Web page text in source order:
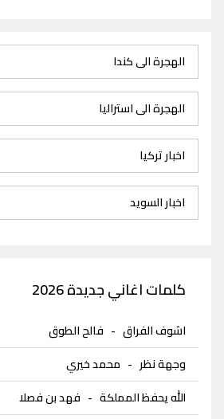
الهجرة الى كندا
الهجرة الى استراليا
اخبار تركيا
اخبار السويد
كلمات اغاني جديدة 2026
اشوف الفراق - فالح الطوق
وجهة نظر - محمد خيري
الله يحفظ المملكة - فهد بن فصلا